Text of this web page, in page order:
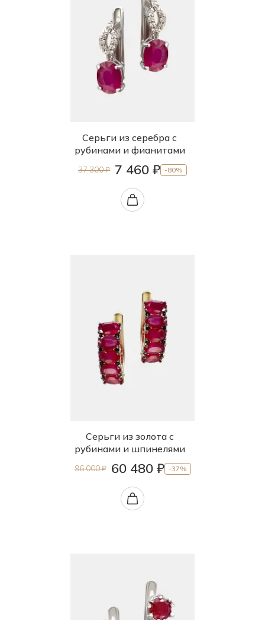
Серьги из серебра с
рубинами и фианитами
37 300 ₽ 7 460 ₽ -80%
Серьги из золота с
рубинами и шпинелями
96 000 ₽ 60 480 ₽ -37%